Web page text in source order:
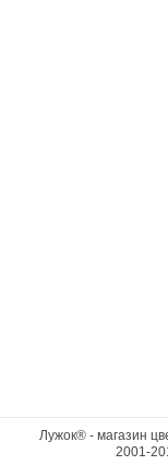
Лужок® - магазин
2001-